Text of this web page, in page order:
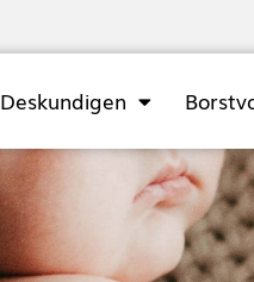
Deskundigen